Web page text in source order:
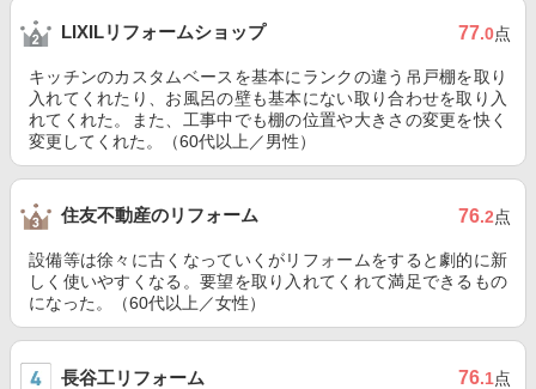
LIXILリフォームショップ 77.0点
キッチンのカスタムベースを基本にランクの違う吊戸棚を取り
入れてくれたり、お風呂の壁も基本にない取り合わせを取り入
れてくれた。また、工事中でも棚の位置や大きさの変更を快く
変更してくれた。（60代以上／男性）
住友不動産のリフォーム 76.2点
設備等は徐々に古くなっていくがリフォームをすると劇的に新
しく使いやすくなる。要望を取り入れてくれて満足できるもの
になった。（60代以上／女性）
長谷工リフォーム 76.1点